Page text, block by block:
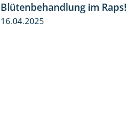
Blütenbehandlung im Raps!
16.04.2025